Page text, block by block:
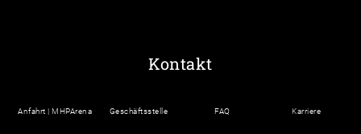
Kontakt
Anfahrt | MHPArena Geschäftsstelle FAQ Karriere